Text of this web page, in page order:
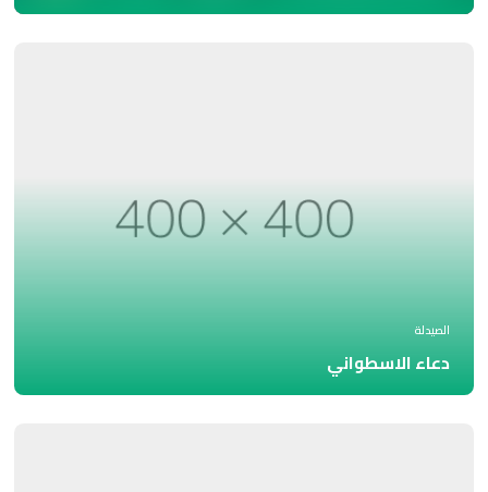
الصيدلة
دعاء الاسطواني